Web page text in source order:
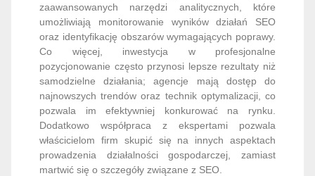
zaawansowanych narzędzi analitycznych, które
umożliwiają monitorowanie wyników działań SEO
oraz identyfikację obszarów wymagających poprawy.
Co więcej, inwestycja w profesjonalne
pozycjonowanie często przynosi lepsze rezultaty niż
samodzielne działania; agencje mają dostęp do
najnowszych trendów oraz technik optymalizacji, co
pozwala im efektywniej konkurować na rynku.
Dodatkowo współpraca z ekspertami pozwala
właścicielom firm skupić się na innych aspektach
prowadzenia działalności gospodarczej, zamiast
martwić się o szczegóły związane z SEO.